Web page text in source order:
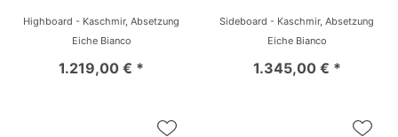
Highboard - Kaschmir, Absetzung
Eiche Bianco
1.219,00 € *
Sideboard - Kaschmir, Absetzung
Eiche Bianco
1.345,00 € *